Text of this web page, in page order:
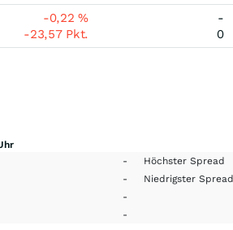
-0,22%
-23,57 Pkt.
-
0
- Höchster Spread
- Niedrigster Spread
-
-